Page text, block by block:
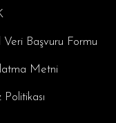
Veri Başvuru Formu
Metni